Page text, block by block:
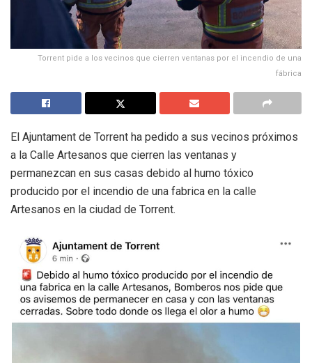
Torrent pide a los vecinos que cierren ventanas por el incendio de una
fábrica
El Ajuntament de Torrent ha pedido a sus vecinos próximos
a la Calle Artesanos que cierren las ventanas y
permanezcan en sus casas debido al humo tóxico
producido por el incendio de una fabrica en la calle
Artesanos en la ciudad de Torrent.